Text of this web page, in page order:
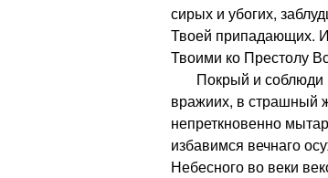
сирых и убогих,
Твоей припадающих.
Твоими ко Престолу
Покрый и соблюди
вражиих, в страшный
непреткновенно
избавимся вечнаго
Небесного во веки